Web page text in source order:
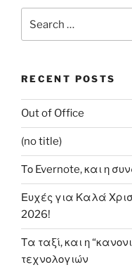
for:
RECENT POSTS
Out of Office
(no title)
Το Evernote, και η
Ευχές για Καλά
2026!
Τα ταξί, και η
τεχνολογιών